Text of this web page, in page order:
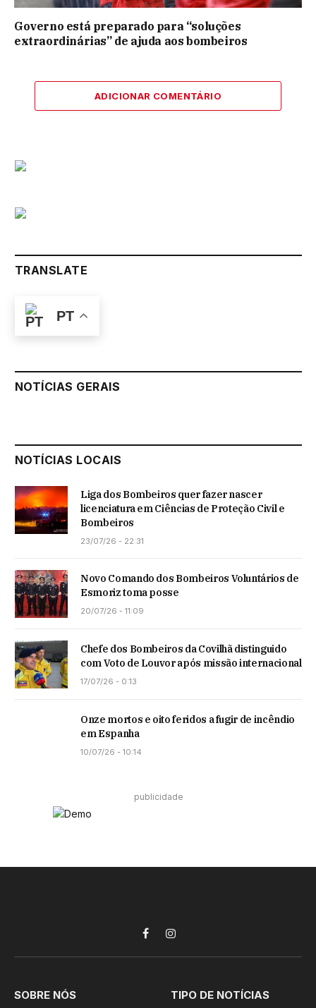
Governo está preparado para “soluções
extraordinárias” de ajuda aos bombeiros
ADICIONAR COMENTÁRIO
TRANSLATE
PT
NOTÍCIAS GERAIS
NOTÍCIAS LOCAIS
Liga dos Bombeiros quer fazer nascer
licenciatura em Ciências de Proteção Civil e
Bombeiros
23/07/26 - 22:31
Novo Comando dos Bombeiros Voluntários de
Esmoriz toma posse
20/07/26 - 11:09
Chefe dos Bombeiros da Covilhã distinguido
com Voto de Louvor após missão internacional
17/07/26 - 0:13
Onze mortos e oito feridos a fugir de incêndio
em Espanha
10/07/26 - 10:14
publicidade
FacebookInstagram
SOBRE NÓS TIPO DE NOTÍCIAS